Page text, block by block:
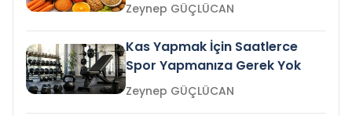
Zeynep GÜÇLÜCAN
Kas Yapmak İçin Saatlerce
Spor Yapmanıza Gerek Yok
Zeynep GÜÇLÜCAN